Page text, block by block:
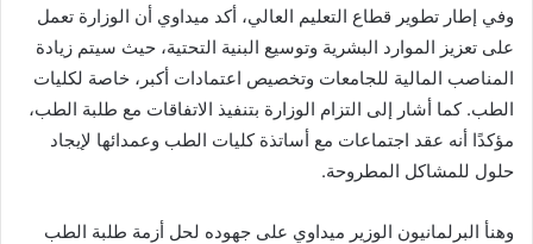
وفي إطار تطوير قطاع التعليم العالي، أكد ميداوي أن الوزارة تعمل
على تعزيز الموارد البشرية وتوسيع البنية التحتية، حيث سيتم زيادة
المناصب المالية للجامعات وتخصيص اعتمادات أكبر، خاصة لكليات
الطب. كما أشار إلى التزام الوزارة بتنفيذ الاتفاقات مع طلبة الطب،
مؤكدًا أنه عقد اجتماعات مع أساتذة كليات الطب وعمدائها لإيجاد
حلول للمشاكل المطروحة.
وهنأ البرلمانيون الوزير ميداوي على جهوده لحل أزمة طلبة الطب